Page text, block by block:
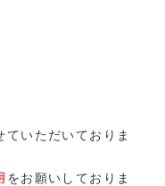
いただいておりま
をお願いしておりま